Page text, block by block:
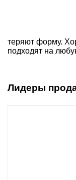
теряют форму.
подходят на
Лидеры